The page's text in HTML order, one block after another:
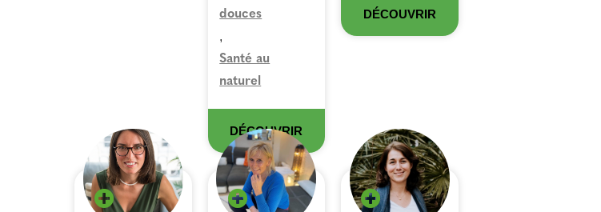
douces
,
Santé au
naturel
DÉCOUVRIR
DÉCOUVRIR